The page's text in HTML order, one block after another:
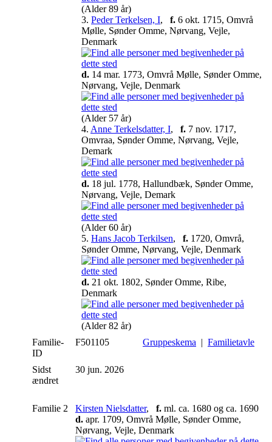
(Alder 89 år)
3. Peder Terkelsen, I, f. 6 okt. 1715, Omvrå
Mølle, Sønder Omme, Nørvang, Vejle,
Denmark
d. 14 mar. 1773, Omvrå Mølle, Sønder Omme,
Nørvang, Vejle, Denmark
(Alder 57 år)
4. Anne Terkelsdatter, I, f. 7 nov. 1717,
Omvraa, Sønder Omme, Nørvang, Vejle,
Demark
d. 18 jul. 1778, Hallundbæk, Sønder Omme,
Nørvang, Vejle, Demark
(Alder 60 år)
5. Hans Jacob Terkilsen, f. 1720, Omvrå,
Sønder Omme, Nørvang, Vejle, Denmark
d. 21 okt. 1802, Sønder Omme, Ribe,
Denmark
(Alder 82 år)
Familie-
ID
F501105 Gruppeskema | Familietavle
Sidst
ændret
30 jun. 2026
Familie 2 Kirsten Nielsdatter, f. ml. ca. 1680 og ca. 1690
d. apr. 1709, Omvrå Mølle, Sønder Omme,
Nørvang, Vejle, Denmark